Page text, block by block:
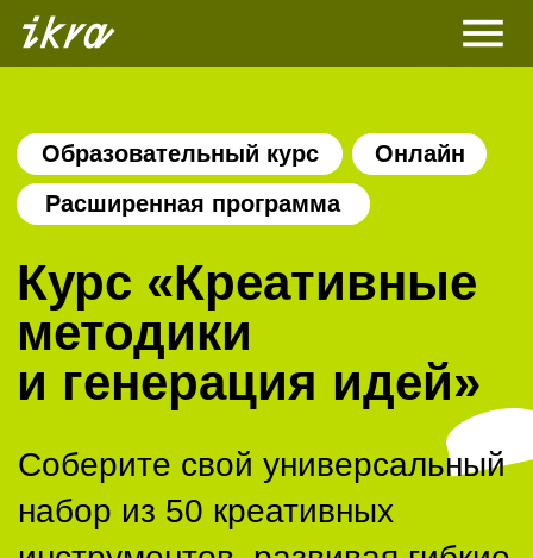
Курс «Креативные
методики
и генерация идей»
Соберите свой универсальный
набор из 50 креативных
инструментов, развивая гибкие
Расширенная программа